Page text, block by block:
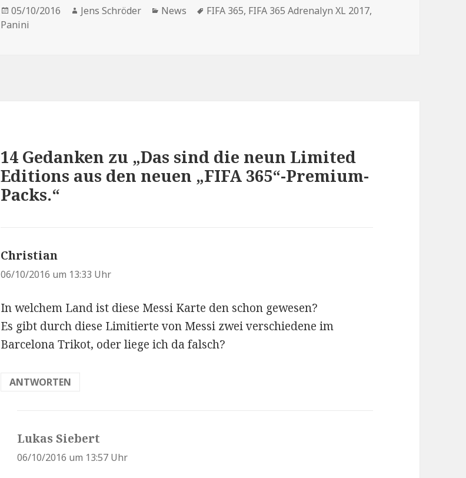
Veröffentlicht
am
05/10/2016 Autor
Jens Schröder Kategorien
News Schlagwörter
FIFA 365, FIFA 365 Adrenalyn XL 2017,
Panini
14 Gedanken zu „Das sind die neun Limited
Editions aus den neuen „FIFA 365“-Premium-
Packs.“
Christian
a
t
:
06/10/2016 um 13:33 Uhr
In welchem Land ist diese Messi Karte den schon gewesen?
Es gibt durch diese Limitierte von Messi zwei verschiedene im
Barcelona Trikot, oder liege ich da falsch?
ANTWORTEN
Lukas Siebert
a
06/10/2016 um 13:57 Uhr